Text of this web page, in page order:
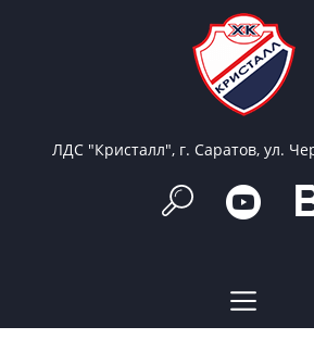
ЛДС "Кристалл", г. Саратов, ул.